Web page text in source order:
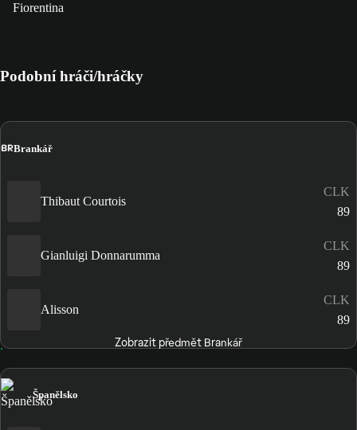
Fiorentina
Podobní hráči/hráčky
BRBrankář
Thibaut Courtois
CLK
89
Gianluigi Donnarumma
CLK
89
Alisson
CLK
89
Zobrazit předmět Brankář
Španělsko